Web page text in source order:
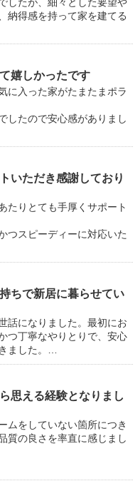
納得感を持って家を建てる
嬉しかったです
に入った家がたまたまポラ
したので安心感がありまし
いただき感謝しており
たりとても手厚くサポート
つスピーディーに対応いた
ちで新居に暮らせてい
話になりました。最初にお
つ丁寧なやりとりで、安心
ました。…
思える経験となりまし
ムをしていない箇所につき
質の良さを率直に感じまし